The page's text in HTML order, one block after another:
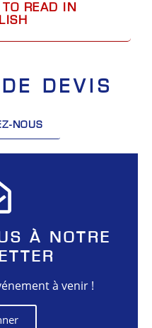
READ IN
DEVIS
NOUS
À NOTRE
à venir !